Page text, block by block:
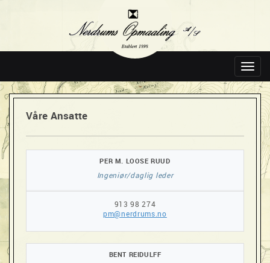
Våre Ansatte
PER M. LOOSE RUUD
Ingeniør/daglig leder
913 98 274
pm@nerdrums.no
BENT REIDULFF